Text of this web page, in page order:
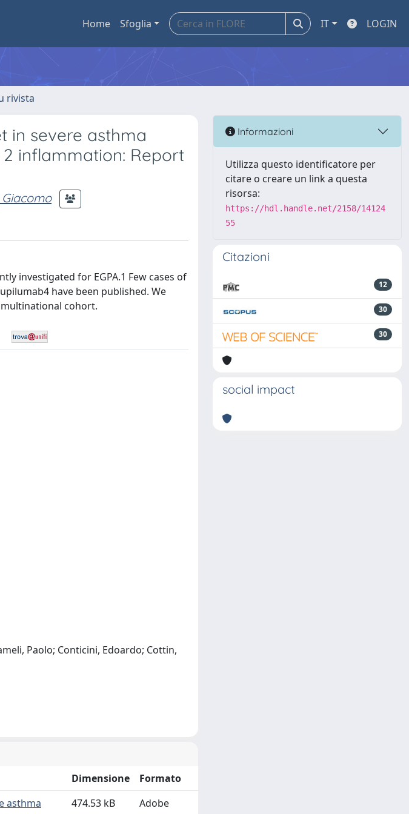
Home Sfoglia IT LOGIN
rivista
in severe asthma
inflammation: Report
Giacomo
investigated for EGPA.1 Few cases of
have been published. We
cohort.
Paolo; Conticini, Edoardo; Cottin,
Dimensione
Formato
asthma
474.53 kB
Adobe
Informazioni
Utilizza questo identificatore per
citare o creare un link a questa
risorsa:
https://hdl.handle.net/2158/14124
55
Citazioni
12
30
30
social impact